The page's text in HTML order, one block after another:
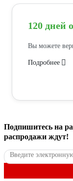
120 дней
Вы можете
Подробнее
Подпишитесь на
распродажи ждут!